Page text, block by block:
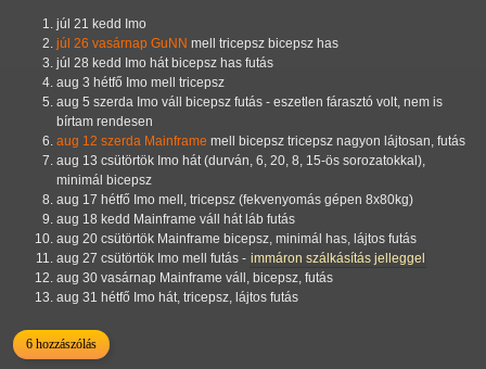
júl 21 kedd Imo
júl 26 vasárnap GuNN mell tricepsz bicepsz has
júl 28 kedd Imo hát bicepsz has futás
aug 3 hétfő Imo mell tricepsz
aug 5 szerda Imo váll bicepsz futás - eszetlen fárasztó volt, nem is
bírtam rendesen
aug 12 szerda Mainframe mell bicepsz tricepsz nagyon lájtosan, futás
aug 13 csütörtök Imo hát (durván, 6, 20, 8, 15-ös sorozatokkal),
minimál bicepsz
aug 17 hétfő Imo mell, tricepsz (fekvenyomás gépen 8x80kg)
aug 18 kedd Mainframe váll hát láb futás
aug 20 csütörtök Mainframe bicepsz, minimál has, lájtos futás
aug 27 csütörtök Imo mell futás - immáron szálkásítás jelleggel
aug 30 vasárnap Mainframe váll, bicepsz, futás
aug 31 hétfő Imo hát, tricepsz, lájtos futás
6 hozzászólás